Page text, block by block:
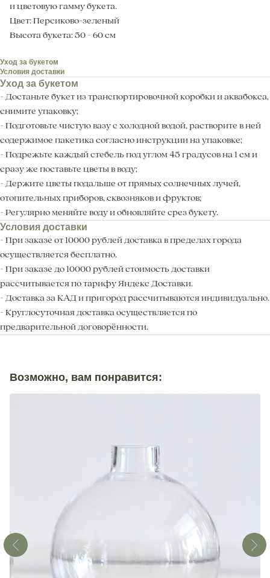
и цветовую гамму букета.
Цвет: Персиково-зеленый
Высота букета: 50 - 60 см
Уход за букетом
Условия доставки
Уход за букетом
- Достаньте букет из транспортировочной коробки и аквабокса,
снимите упаковку;
- Подготовьте чистую вазу с холодной водой, растворите в ней
содержимое пакетика согласно инструкции на упаковке;
- Подрежьте каждый стебель под углом 45 градусов на 1 см и
сразу же поставьте цветы в воду;
- Держите цветы подальше от прямых солнечных лучей,
отопительных приборов, сквозняков и фруктов;
- Регулярно меняйте воду и обновляйте срез букету.
Условия доставки
- При заказе от 10000 рублей доставка в пределах города
осуществляется бесплатно.
- При заказе до 10000 рублей стоимость доставки
рассчитывается по тарифу Яндекс Доставки.
- Доставка за КАД и пригород рассчитываются индивидуально.
- Круглосуточная доставка осуществляется по
предварительной договорённости.
Возможно, вам понравится: